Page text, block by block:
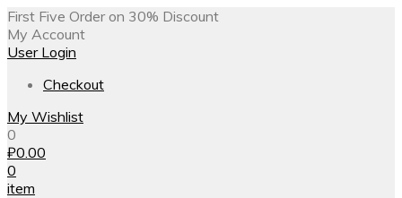
First Five Order on 30% Discount
My Account
User Login
Checkout
My Wishlist
0
₽0.00
0
item